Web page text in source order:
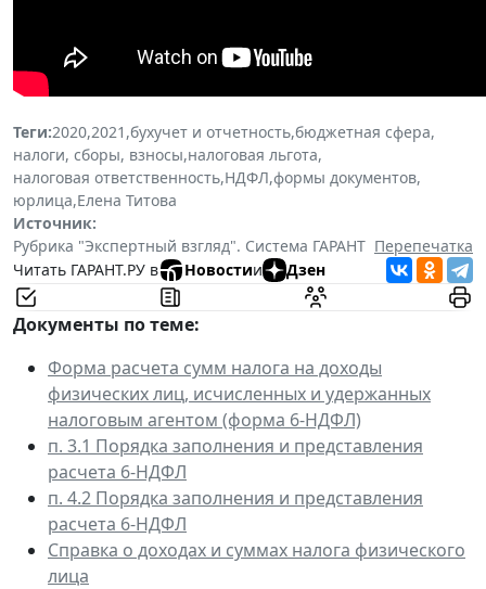
Теги:2020,2021 ,бухучет и отчетность,бюджетная сфера,
налоги, сборы, взносы,налоговая льгота,
налоговая ответственность,НДФЛ,формы документов,
юрлица,Елена Титова
Источник:
Рубрика "Экспертный взгляд". Система ГАРАНТ Перепечатка
Читать ГАРАНТ.РУ в
Новостии Дзен
Документы по теме:
Форма расчета сумм налога на доходы
физических лиц, исчисленных и удержанных
налоговым агентом (форма 6-НДФЛ)
п. 3.1 Порядка заполнения и представления
расчета 6-НДФЛ
п. 4.2 Порядка заполнения и представления
расчета 6-НДФЛ
Справка о доходах и суммах налога физического
лица